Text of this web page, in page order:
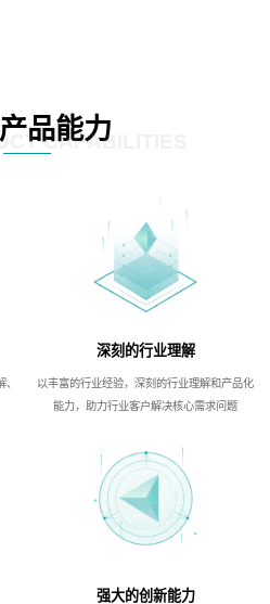
品能力
CAPABILITIES
深刻的行业理解
以丰富的行业经验，深刻的行业理解和产品化
能力，助力行业客户解决核心需求问题
强大的创新能力